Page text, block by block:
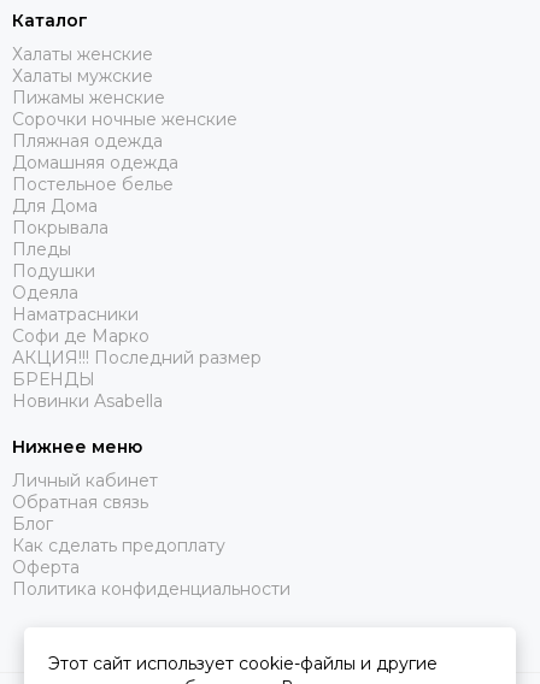
Каталог
Халаты женские
Халаты мужские
Пижамы женские
Сорочки ночные женские
Пляжная одежда
Домашняя одежда
Постельное белье
Для Дома
Покрывала
Пледы
Подушки
Одеяла
Наматрасники
Софи де Марко
АКЦИЯ!!! Последний размер
БРЕНДЫ
Новинки Asabella
Нижнее меню
Личный кабинет
Обратная связь
Блог
Как сделать предоплату
Оферта
Политика конфиденциальности
Этот сайт использует cookie-файлы и другие